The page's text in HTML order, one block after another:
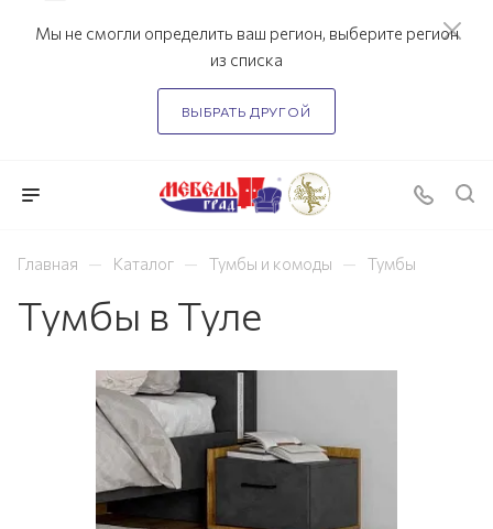
Мы не смогли определить ваш регион, выберите регион
из списка
ВЫБРАТЬ ДРУГОЙ
Главная — Каталог — Тумбы и комоды — Тумбы
Тумбы в Туле